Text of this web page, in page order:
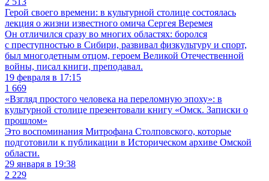
Герой своего времени: в культурной столице состоялась
лекция о жизни известного омича Сергея Веремея
Он отличился сразу во многих областях: боролся
с преступностью в Сибири, развивал физкультуру и спорт,
был многодетным отцом, героем Великой Отечественной
войны, писал книги, преподавал.
19 февраля в 17:15
1 669
«Взгляд простого человека на переломную эпоху»: в
культурной столице презентовали книгу «Омск. Записки о
прошлом»
Это воспоминания Митрофана Столповского, которые
подготовили к публикации в Историческом архиве Омской
области.
29 января в 19:38
2 229